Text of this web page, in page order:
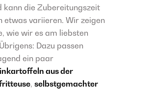
kann die Zubereitungszeit
etwas variieren. Wir zeigen
wie wir es am liebsten
Dazu passen
ein paar
aus der
, selbstgemachter